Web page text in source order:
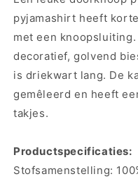
blauw
pyjamashirt heeft
met een
decoratief, golvend
is driekwart lang. De
gemêleerd en heeft
takjes.
Productspecificaties:
Stofsamenstelling: